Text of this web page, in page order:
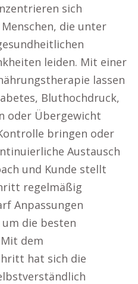
sich
die unter
leiden. Mit einer
lassen
Bluthochdruck,
oder Übergewicht
bringen oder
Austausch
und Kunde stellt
regelmäßig
Anpassungen
die besten
dem
hat sich die